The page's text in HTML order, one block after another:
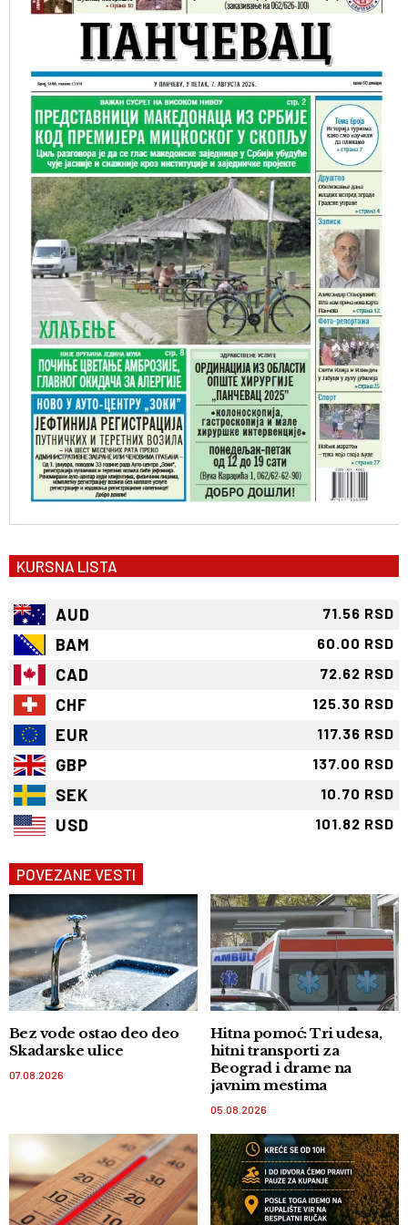
KURSNA LISTA
AUD 71.56 RSD
BAM 60.00 RSD
CAD 72.62 RSD
CHF 125.30 RSD
EUR 117.36 RSD
GBP 137.00 RSD
SEK 10.70 RSD
USD 101.82 RSD
POVEZANE VESTI
Bez vode ostao deo deo
Skadarske ulice
07.08.2026
Hitna pomoć: Tri udesa,
hitni transporti za
Beograd i drame na
javnim mestima
05.08.2026